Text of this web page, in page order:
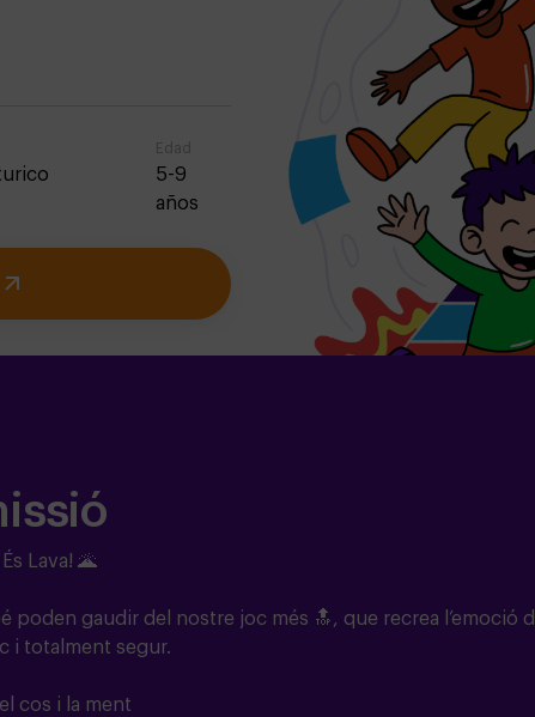
Edad
5-9
años
Lava! 🌋
poden gaudir del nostre joc més 🔝, que recrea l’emoció
i totalment segur.
cos i la ment